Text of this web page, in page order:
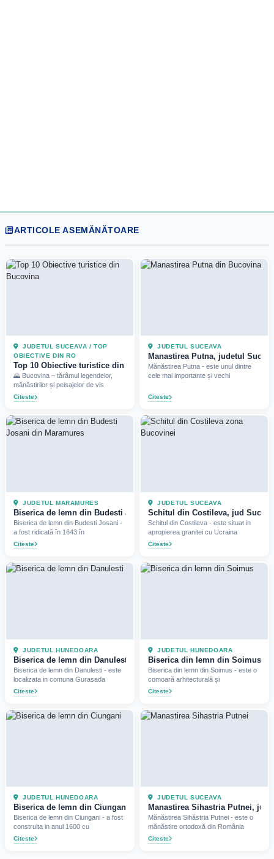
ARTICOLE ASEMĂNĂTOARE
JUDETUL SUCEAVA / TOP
OBIECTIVE DIN RO
Top 10 Obiective turistice din Bucovina, jud Suceava (2025)
🌄 Bucovina – tărâmul legendelor,
mănăstirilor și peisajelor de vis
Citeste
JUDETUL SUCEAVA
Manastirea Putna, judetul
Mănăstirea Putna - este unul dintre
cele mai importante și vechi
Citeste
JUDETUL MARAMURES
Biserica de lemn din Budesti Josani, jud Maramures (2023)
Biserica de lemn din Budesti Josani -
a fost ridicată în 1643 în
Citeste
JUDETUL SUCEAVA
Schitul din Costileva, jud
Schitul din Costileva - este situat in
apropierea granitei cu Ucraina
Citeste
JUDETUL HUNEDOARA
Biserica de lemn din Danulesti, jud Hunedoara (2023)
Biserica de lemn din Danulesti - este
localizata in comuna Gurasada
Citeste
JUDETUL HUNEDOARA
Biserica din lemn din Soimus,
Biserica din lemn din Soimus - este o
comoară arhitecturală și
Citeste
JUDETUL HUNEDOARA
Biserica de lemn din Ciungani, jud Hunedoara (2021)
Biserica de lemn din Ciungani - a fost
construita in anul 1600 cu
Citeste
JUDETUL SUCEAVA
Manastirea Sihastria Putnei, jud
Mănăstirea Sihăstria Putnei - este o
mănăstire ortodoxă din România
Citeste